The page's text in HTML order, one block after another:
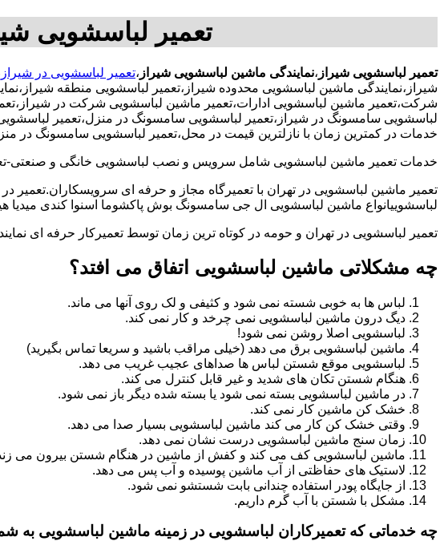
تعمیر لباسشویی
تعمیر لباسشویی شیراز ،نمایندگی ماشین لباسشویی شیراز ،تعمیر لباسشویی در شیراز
شیراز،نمایندگی ماشین لباسشویی محدوده شیراز،تعمیر لباسشویی منطقه
شرکت،تعمیر ماشین لباسشویی ادارات،تعمیر ماشین لباسشویی شرکت در
لباسشویی سامسونگ در شیراز،تعمیر لباسشویی سامسونگ در منزل،تعمیر
خدمات در کمترین زمان با نازلترین قیمت در محل،تعمیر لباسشویی سامسونگ در
خدمات تعمیر ماشین لباسشویی شامل سرویس و نصب لباسشویی خانگی و صنعتی-
تعمیر ماشین لباسشویی در تهران با تعمیرگاه مجاز و حرفه ای سرویسکاران.تعمیر
لباسشوییانواع ماشین لباسشویی ال جی سامسونگ بوش پاکشوما اسنوا کندی میدیا
تعمیر لباسشویی در تهران و حومه در کوتاه ترین زمان توسط تعمیرکار حرفه ای
چه مشکلاتی ماشین لباسشویی اتفاق می افتد؟
لباس ها به خوبی شسته نمی شود و کثیفی و لک روی آنها می ماند.
دیگ درون ماشین لباسشویی نمی چرخد و کار نمی کند.
لباسشویی اصلا روشن نمی شود!
ماشین لباسشویی برق می دهد (خیلی مراقب باشید و سریعا تماس بگیرید)
لباسشویی موقع شستن لباس ها صداهای عجیب غریب می دهد.
هنگام شستن تکان های شدید و غیر قابل کنترل می کند.
در ماشین لباسشویی بسته نمی شود یا بسته شده دیگر باز نمی شود.
خشک کن ماشین کار نمی کند.
وقتی خشک کن کار می کند ماشین لباسشویی بسیار صدا می دهد.
زمان سنج ماشین لباسشویی درست نشان نمی دهد.
ماشین لباسشویی کف می کند و کفش از ماشین در هنگام شستن بیرون می
لاستیک های حفاظتی از آب ماشین پوسیده و آب پس می دهد.
از جایگاه پودر استفاده چندانی بابت شستشو نمی شود.
مشکل با شستن با آب گرم داریم.
چه خدماتی که تعمیرکاران لباسشویی در زمینه ماشین لباسشویی به